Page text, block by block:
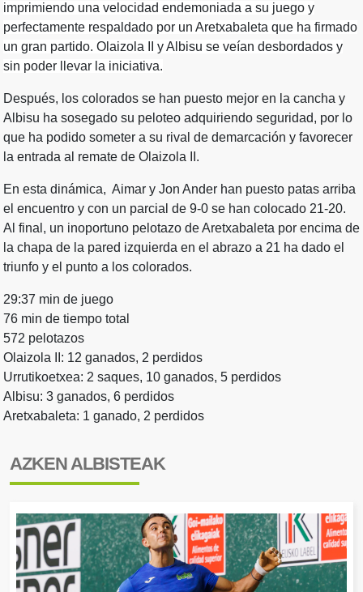
imprimiendo una velocidad endemoniada a su juego y
perfectamente respaldado por un Aretxabaleta que ha firmado
un gran partido. Olaizola II y Albisu se veían desbordados y
sin poder llevar la iniciativa.
Después, los colorados se han puesto mejor en la cancha y
Albisu ha sosegado su peloteo adquiriendo seguridad, por lo
que ha podido someter a su rival de demarcación y favorecer
la entrada al remate de Olaizola II.
En esta dinámica, Aimar y Jon Ander han puesto patas arriba
el encuentro y con un parcial de 9-0 se han colocado 21-20.
Al final, un inoportuno pelotazo de Aretxabaleta por encima de
la chapa de la pared izquierda en el abrazo a 21 ha dado el
triunfo y el punto a los colorados.
29:37 min de juego
76 min de tiempo total
572 pelotazos
Olaizola II: 12 ganados, 2 perdidos
Urrutikoetxea: 2 saques, 10 ganados, 5 perdidos
Albisu: 3 ganados, 6 perdidos
Aretxabaleta: 1 ganado, 2 perdidos
AZKEN ALBISTEAK